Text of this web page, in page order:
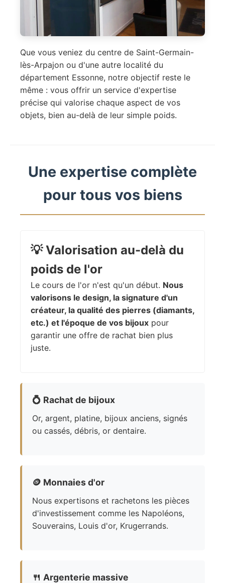
Que vous veniez du centre de Saint-Germain-
lès-Arpajon ou d'une autre localité du
département Essonne, notre objectif reste le
même : vous offrir un service d'expertise
précise qui valorise chaque aspect de vos
objets, bien au-delà de leur simple poids.
Une expertise complète
pour tous vos biens
💡Valorisation au-delà du
poids de l'or
Le cours de l'or n'est qu'un début. Nous
valorisons le design, la signature d'un
créateur, la qualité des pierres (diamants,
etc.) et l'époque de vos bijoux pour
garantir une offre de rachat bien plus
juste.
💍 Rachat de bijoux
Or, argent, platine, bijoux anciens, signés
ou cassés, débris, or dentaire.
🪙 Monnaies d'or
Nous expertisons et rachetons les pièces
d'investissement comme les Napoléons,
Souverains, Louis d'or, Krugerrands.
🍴 Argenterie massive